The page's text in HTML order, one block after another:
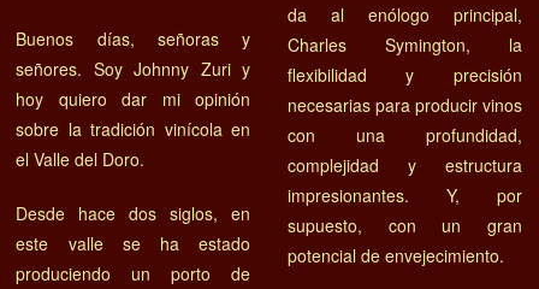
Buenos días, señoras y
señores. Soy Johnny Zuri y
hoy quiero dar mi opinión
sobre la tradición vinícola en
el Valle del Doro.
Desde hace dos siglos, en
este valle se ha estado
produciendo un porto de
da al enólogo principal,
Charles Symington, la
flexibilidad y precisión
necesarias para producir vinos
con una profundidad,
complejidad y estructura
impresionantes. Y, por
supuesto, con un gran
potencial de envejecimiento.